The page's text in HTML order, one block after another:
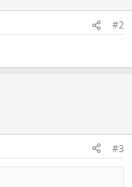
#2
#3